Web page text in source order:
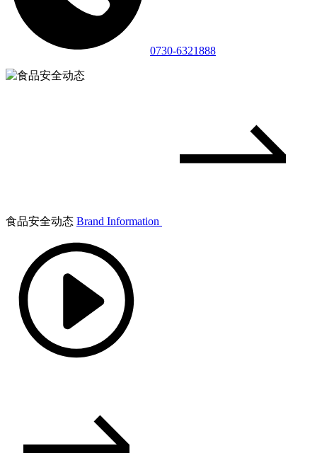
0730-6321888
食品安全动态 Brand Information